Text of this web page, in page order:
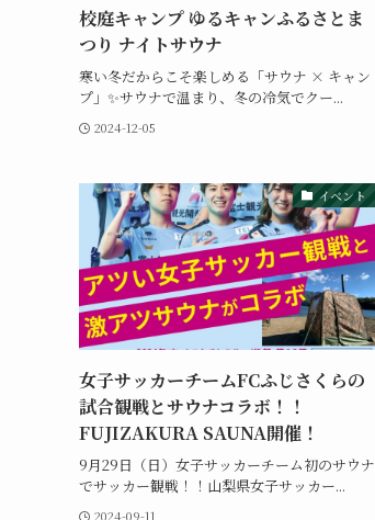
校庭キャンプ ゆるキャンふるさとま
つり ナイトサウナ
寒い冬だからこそ楽しめる「サウナ × キャン
プ」✨サウナで温まり、冬の冷気でクー...
2024-12-05
イベント
女子サッカーチームFCふじさくらの
試合観戦とサウナコラボ！！
FUJIZAKURA SAUNA開催！
9月29日（日）女子サッカーチーム初のサウナ
でサッカー観戦！！山梨県女子サッカー...
2024-09-11